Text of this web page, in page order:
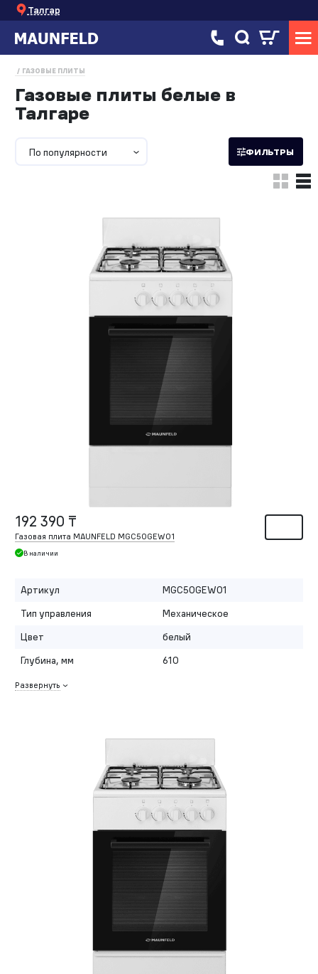
Талгар
ГАЗОВЫЕ ПЛИТЫ
Газовые плиты белые в
Талгаре
По популярности ФИЛЬТРЫ
192 390 ₸
Газовая плита MAUNFELD MGC50GEW01
В наличии
Артикул
MGC50GEW01
Тип управления
Механическое
Цвет
белый
Глубина, мм
610
Развернуть